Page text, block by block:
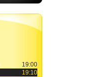
19:00
19:10